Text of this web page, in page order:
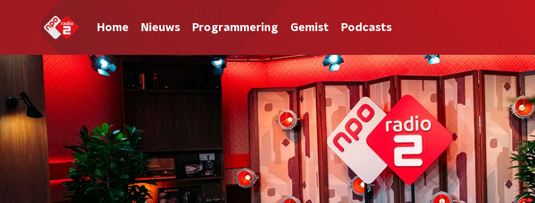
Home Nieuws Programmering Gemist Podcasts